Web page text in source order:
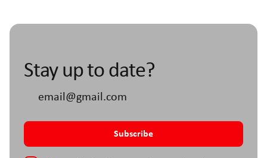
Stay up to date?